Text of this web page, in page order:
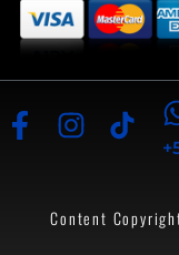
Content